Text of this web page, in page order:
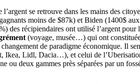
l’argent se retrouve dans les mains des
moins de $87k) et Biden (1400$
des récipiendaires ont utilisé l’argent
(voyage, musée…) qui ont
de paradigme économique. Il
Ikea, Lidl, Dacia…), et celui de
ou deux gammes près séparées par un